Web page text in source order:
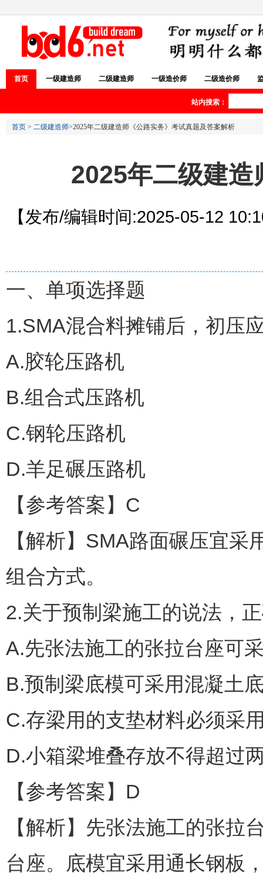
首页 一级建造师 二级建造师 一级造价师 二级造价师
站内搜索：
首页 > 二级建造师>2025年二级建造师《公路实务》考试真题及答案解析
2025年二级建
【发布/编辑时间:2025-05-12
一、单项选择题
1.SMA混合料摊铺后，初压
A.胶轮压路机
B.组合式压路机
C.钢轮压路机
D.羊足碾压路机
【参考答案】C
【解析】SMA路面碾压宜
组合方式。
2.关于预制梁施工的说法，
A.先张法施工的张拉台座可
B.预制梁底模可采用混凝土
C.存梁用的支垫材料必须采
D.小箱梁堆叠存放不得超过
【参考答案】D
【解析】先张法施工的张拉
台座。底模宜采用通长钢板